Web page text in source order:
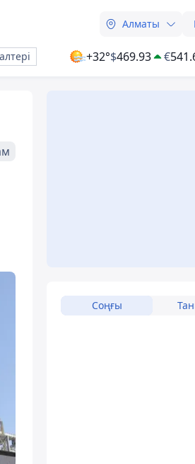
Алматы
+32°$469.93 €
Соңғы